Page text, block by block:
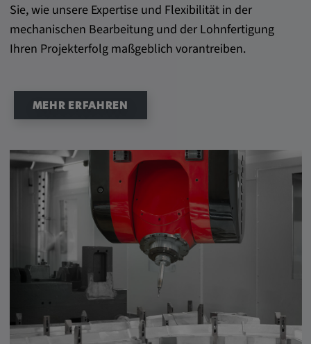
Sie, wie unsere Expertise und Flexibilität in der
mechanischen Bearbeitung und der Lohnfertigung
Ihren Projekterfolg maßgeblich vorantreiben.
MEHR ERFAHREN
VISITOR_INFO1_LIVE, YSC, CONSENT,
yt.innertube::nextId, yt.innertube::requests,
yt-remote-cast-installed, yt-remote-
app, yt-remote-session-name, IDE,
SAPISID, SIDCC, yt-player-headers-
readable,
ytidb::LAST_RESULT_ENTRY_KEY, yt-
player-lv, yt-player-bandaid-host, yt-player-
bandwidth
Anbieter:
youtube.com, google.com, doubleclick.net
Zweck:
VISITOR_INFO1_LIVE wird genutzt, um
Probleme mit dem Dienst zu erkennen und